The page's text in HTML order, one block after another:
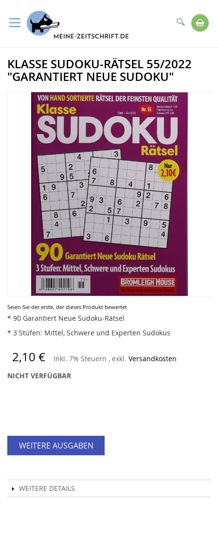
Suche
zum
Inhalt
Seien Sie der erste, der dieses Produkt bewertet
* 90 Garantiert Neue Sudoku-Rätsel
* 3 Stufen: Mittel, Schwere und Experten Sudokus
2,10 € Inkl. 7% Steuern , exkl. Versandkosten
NICHT VERFÜGBAR
WEITERE AUSGABEN
WEITERE DETAILS
Zum
Ende
der
Bildergalerie
KLASSE SUDOKU-RÄTSEL 55/2022
"GARANTIERT NEUE SUDOKU"
Zum
Anfang
Bildergalerie